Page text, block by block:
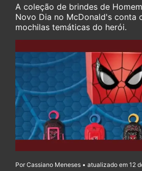
A coleção de brindes de
Novo Dia no McDonald's conta
mochilas temáticas do herói.
Por Cassiano Meneses • atualizado em 12